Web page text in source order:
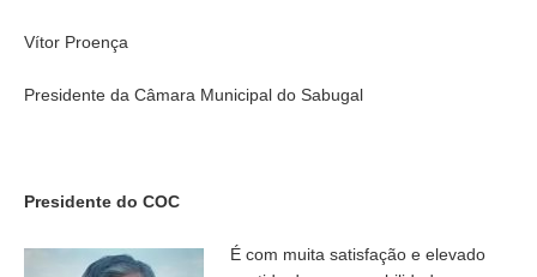
Vítor Proença
Presidente da Câmara Municipal do Sabugal
Presidente do COC
É com muita satisfação e elevado